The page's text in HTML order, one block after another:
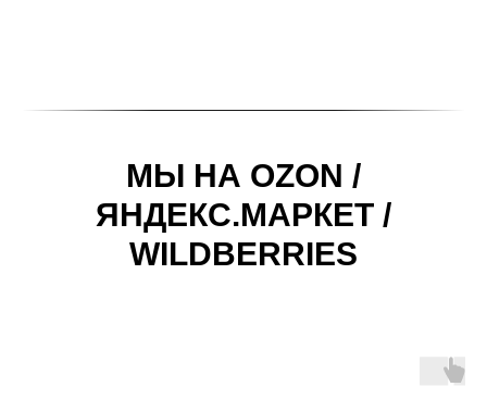
МЫ НА OZON /
ЯНДЕКС.МАРКЕТ /
WILDBERRIES